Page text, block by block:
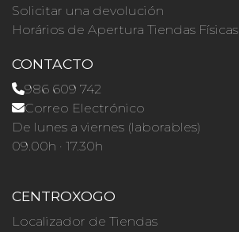
Solicitar una devolución
Horários de Apertura Tiendas Físicas
CONTACTO
986 609 742
Correo Electrónico
De lunes a viernes (laborables)
09.00h · 17.30h
CENTROXOGO
Localizador de Tiendas